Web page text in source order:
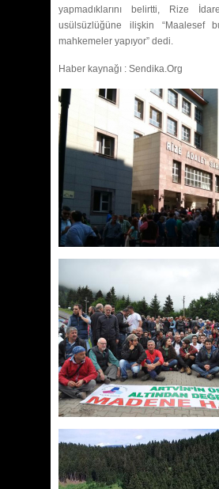
yapmadıklarını belirtti, Rize
usülsüzlüğüne ilişkin “Maalesef
mahkemeler yapıyor” dedi.
Haber kaynağı : Sendika.Org